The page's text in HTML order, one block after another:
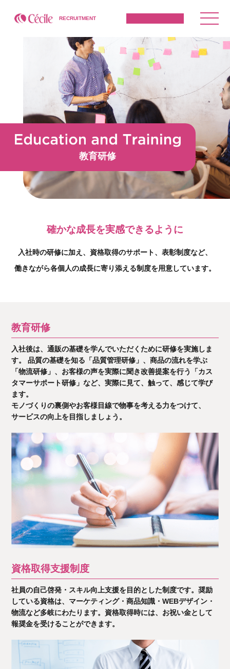
RECRUITMENT
教育研修
確かな成長を実感できるように
入社時の研修に加え、資格取得のサポート、表彰制度など、
働きながら各個人の成長に寄り添える制度を用意しています。
教育研修
入社後は、通販の基礎を学んでいただくために研修を実施しま
す。 品質の基礎を知る「品質管理研修」、商品の流れを学ぶ
「物流研修」、お客様の声を実際に聞き改善提案を行う「カス
タマーサポート研修」など、実際に見て、触って、感じて学び
ます。
モノづくりの裏側やお客様目線で物事を考える力をつけて、
サービスの向上を目指しましょう。
資格取得支援制度
社員の自己啓発・スキル向上支援を目的とした制度です。奨励
している資格は、マーケティング・商品知識・WEBデザイン・
物流など多岐にわたります。資格取得時には、お祝い金として
報奨金を受けることができます。